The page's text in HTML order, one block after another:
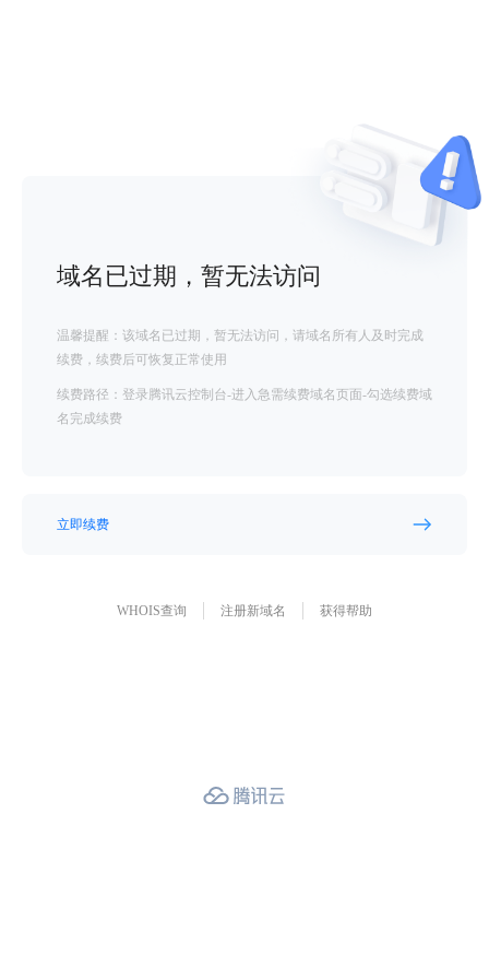
域名已过期，暂无法访问
温馨提醒：该域名已过期，暂无法访问，请域名所有人及时完成
续费，续费后可恢复正常使用
续费路径：登录腾讯云控制台-进入急需续费域名页面-勾选续费域
名完成续费
立即续费
WHOIS查询 注册新域名 获得帮助